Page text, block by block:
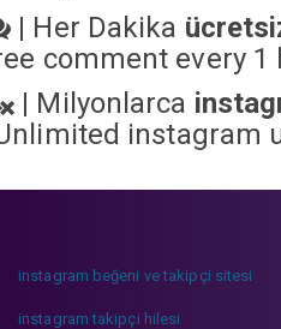
| Her Dakika
comment every 1
| Milyonlarca
instagram
instagram beğeni ve takipçi sitesi
instagram takipçi hilesi